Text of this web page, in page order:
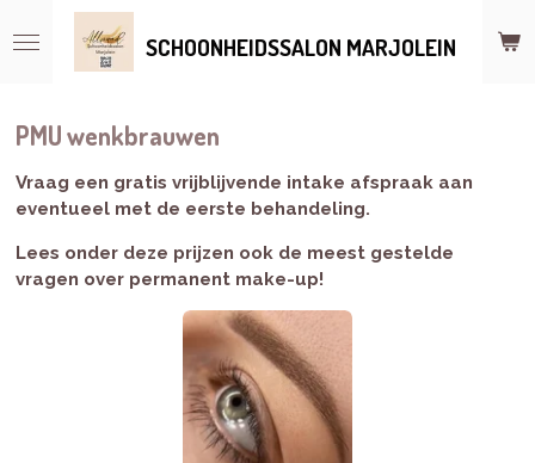
direct
hoofdinhoud
SCHOONHEIDSSALON MARJOLEIN
PMU wenkbrauwen
Vraag een gratis vrijblijvende intake afspraak aan
eventueel met de eerste behandeling.
Lees onder deze prijzen ook de meest gestelde
vragen over permanent make-up!